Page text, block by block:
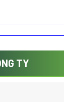
TY